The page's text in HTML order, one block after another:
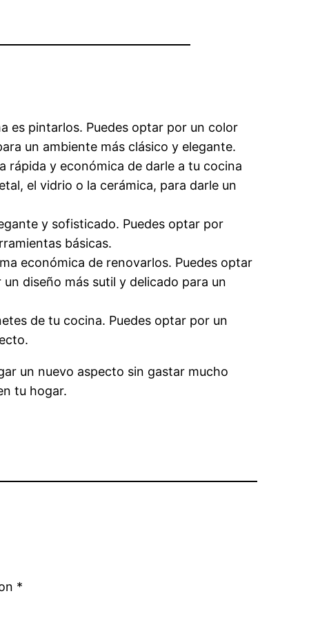
es pintarlos. Puedes optar por un color
un ambiente más clásico y elegante.
rápida y económica de darle a tu cocina
el vidrio o la cerámica, para darle un
y sofisticado. Puedes optar por
básicas.
económica de renovarlos. Puedes optar
diseño más sutil y delicado para un
de tu cocina. Puedes optar por un
un nuevo aspecto sin gastar mucho
tu hogar.
*